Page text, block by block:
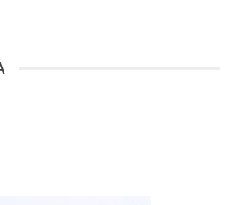
5. sınıf öğrencilerinin